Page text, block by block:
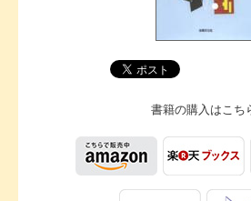
書籍の購入はこち